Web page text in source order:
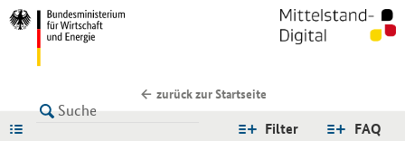
zurück zur Startseite
FAQ
Filter